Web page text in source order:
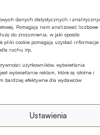
danych statystycznych i
Pomagają nam analizować liczbowe
do zrozumienia, w jaki sposób
pliki cookie pomagają uzyskać informacje
ruchu itp.
użytkowników, wyświetlania
wyświetlanie reklam, które są istotne i
bardziej efektywne dla wydawców
Ustawienia
procesów
integracja z
oceny zdolności
pozwolą
na dzień.
– łącząc
sprzedaży i